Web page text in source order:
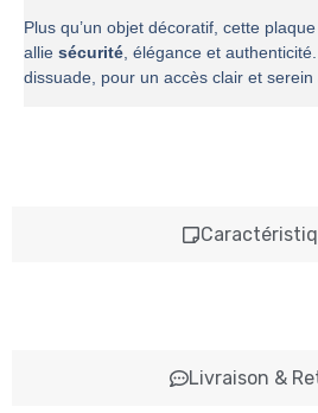
Livraison &
Plus qu’un objet décoratif, cette
allie sécurité, élégance et
dissuade, pour un accès clair et